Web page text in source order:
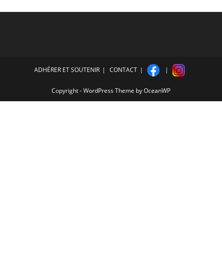
ADHÉRER ET SOUTENIR CONTACT
Copyright - WordPress Theme by OceanWP